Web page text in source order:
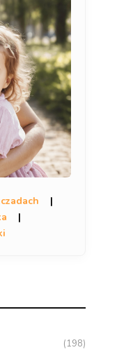
|
|
(198)